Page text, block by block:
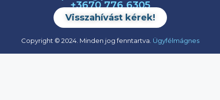
+3670 776 6305
Visszahívást kérek!
Copyright © 2024. Minden jog fenntartva. Ügyfélmágnes